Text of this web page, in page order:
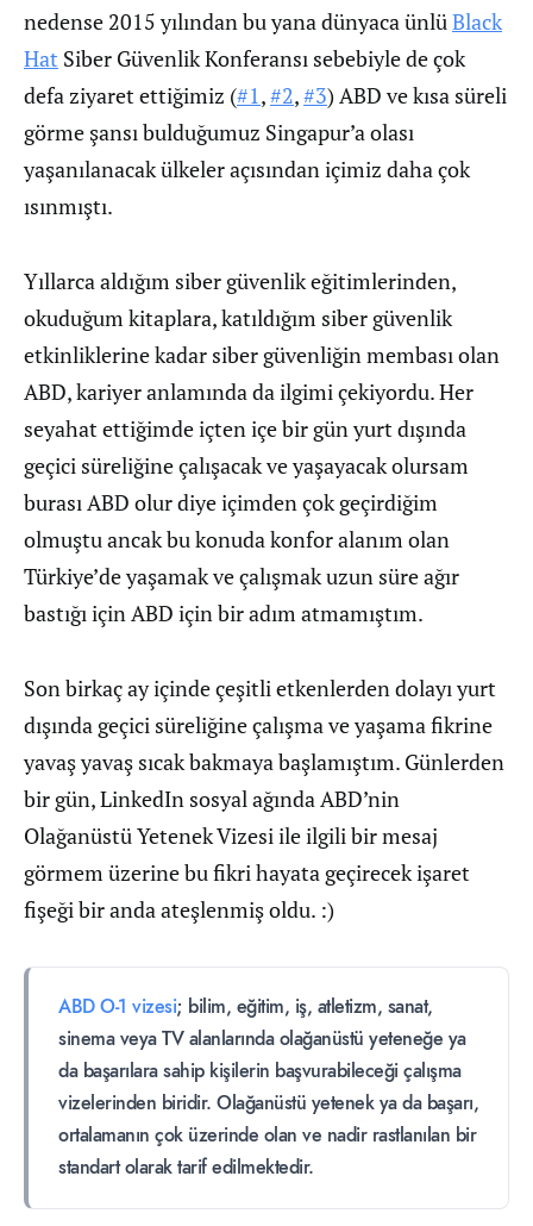
nedense 2015 yılından bu yana dünyaca ünlüBlack
Hat Siber Güvenlik Konferansı sebebiyle de çok
defa ziyaret ettiğimiz (#1,#2,#3) ABD ve kısa süreli
görme şansı bulduğumuz Singapur’a olası
yaşanılanacak ülkeler açısından içimiz daha çok
ısınmıştı.
Yıllarca aldığım siber güvenlik eğitimlerinden,
okuduğum kitaplara, katıldığım siber güvenlik
etkinliklerine kadar siber güvenliğin membası olan
ABD, kariyer anlamında da ilgimi çekiyordu. Her
seyahat ettiğimde içten içe bir gün yurt dışında
geçici süreliğine çalışacak ve yaşayacak olursam
burası ABD olur diye içimden çok geçirdiğim
olmuştu ancak bu konuda konfor alanım olan
Türkiye’de yaşamak ve çalışmak uzun süre ağır
bastığı için ABD için bir adım atmamıştım.
Son birkaç ay içinde çeşitli etkenlerden dolayı yurt
dışında geçici süreliğine çalışma ve yaşama fikrine
yavaş yavaş sıcak bakmaya başlamıştım. Günlerden
bir gün, LinkedIn sosyal ağında ABD’nin
Olağanüstü Yetenek Vizesi ile ilgili bir mesaj
görmem üzerine bu fikri hayata geçirecek işaret
fişeği bir anda ateşlenmiş oldu. :)
ABD O-1 vizesi; bilim, eğitim, iş, atletizm, sanat,
sinema veya TV alanlarında olağanüstü yeteneğe ya
da başarılara sahip kişilerin başvurabileceği çalışma
vizelerinden biridir. Olağanüstü yetenek ya da başarı,
ortalamanın çok üzerinde olan ve nadir rastlanılan bir
standart olarak tarif edilmektedir.